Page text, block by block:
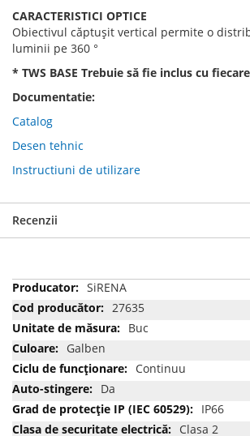
CARACTERISTICI OPTICE
Obiectivul căptușit vertical permite o
luminii pe 360 °
* TWS BASE Trebuie să fie inclus cu
Documentatie:
Catalog
Desen tehnic
Instructiuni de utilizare
Recenzii
Mai
multe
informatii
SiRENA
27635
Buc
Galben
Continuu
Da
IP66
Clasa 2